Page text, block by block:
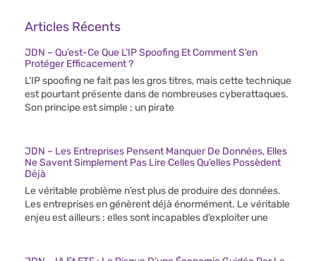
Articles Récents
JDN – Qu’est-Ce Que L’IP Spoofing Et Comment S’en
Protéger Efficacement ?
L’IP spoofing ne fait pas les gros titres, mais cette technique
est pourtant présente dans de nombreuses cyberattaques.
Son principe est simple ; un pirate
JDN – Les Entreprises Pensent Manquer De Données, Elles
Ne Savent Simplement Pas Lire Celles Qu’elles Possèdent
Déjà
Le véritable problème n’est plus de produire des données.
Les entreprises en génèrent déjà énormément. Le véritable
enjeu est ailleurs : elles sont incapables d’exploiter une